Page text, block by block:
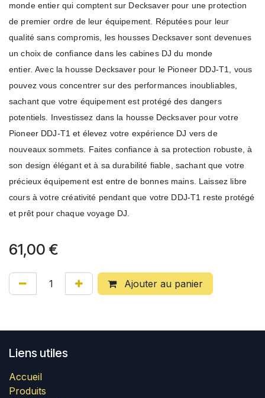
monde entier qui comptent sur Decksaver pour une protection
de premier ordre de leur équipement. Réputées pour leur
qualité sans compromis, les housses Decksaver sont devenues
un choix de confiance dans les cabines DJ du monde
entier. Avec la housse Decksaver pour le Pioneer DDJ-T1, vous
pouvez vous concentrer sur des performances inoubliables,
sachant que votre équipement est protégé des dangers
potentiels. Investissez dans la housse Decksaver pour votre
Pioneer DDJ-T1 et élevez votre expérience DJ vers de
nouveaux sommets. Faites confiance à sa protection robuste, à
son design élégant et à sa durabilité fiable, sachant que votre
précieux équipement est entre de bonnes mains. Laissez libre
cours à votre créativité pendant que votre DDJ-T1 reste protégé
et prêt pour chaque voyage DJ.
61,00 €
Ajouter au panier
Liens utiles
Accueil
Produits